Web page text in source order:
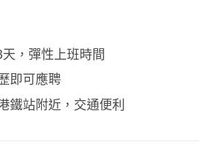
，彈性上班時間
即可應聘
鐵站附近，交通便利